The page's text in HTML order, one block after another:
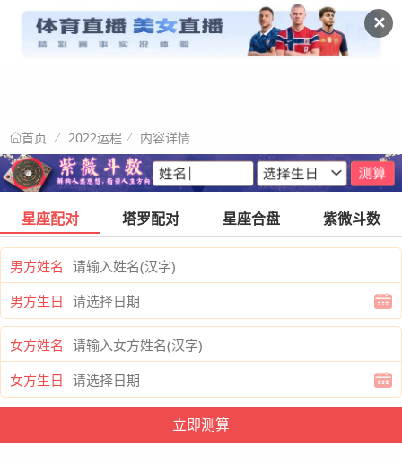
✕
首页 2022运程 内容详情
星座配对 塔罗配对 星座合盘 紫微斗数
男方姓名
男方生日
女方姓名
女方生日